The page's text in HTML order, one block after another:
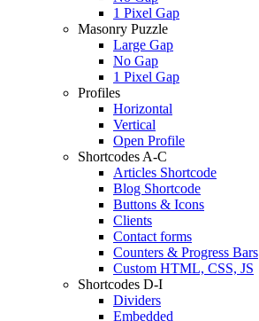
1 Pixel Gap
Masonry Puzzle
Large Gap
No Gap
1 Pixel Gap
Profiles
Horizontal
Vertical
Open Profile
Shortcodes A-C
Articles Shortcode
Blog Shortcode
Buttons & Icons
Clients
Contact forms
Counters & Progress Bars
Custom HTML, CSS, JS
Shortcodes D-I
Dividers
Embedded